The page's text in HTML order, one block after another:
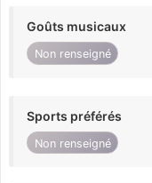
Goûts musicaux
Non renseigné
Sports préférés
Non renseigné